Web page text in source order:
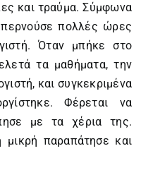
και τραύμα. Σύμφωνα
πολλές ώρες
Όταν μπήκε στο
τα μαθήματα, την
και συγκεκριμένα
Φέρεται να
με τα χέρια της.
παραπάτησε και